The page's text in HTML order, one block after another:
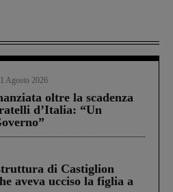
1 Agosto 2026
oltre la scadenza
d’Italia: “Un
di Castiglion
aveva ucciso la figlia a